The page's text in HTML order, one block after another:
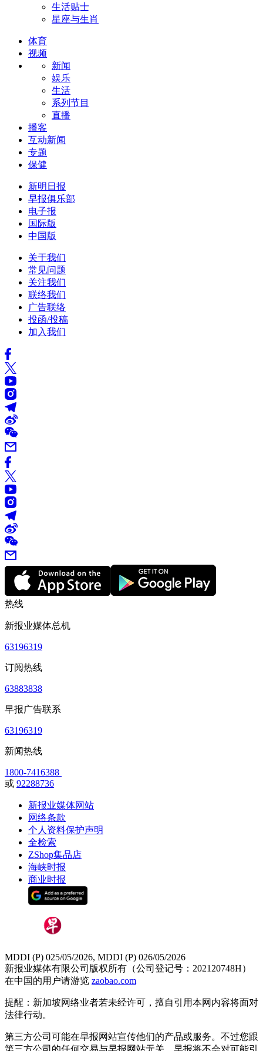
生活贴士
星座与生肖
体育
视频
新闻
娱乐
生活
系列节目
直播
播客
互动新闻
专题
保健
新明日报
早报俱乐部
电子报
国际版
中国版
关于我们
常见问题
关注我们
联络我们
广告联络
投函/投稿
加入我们
热线
新报业媒体总机
63196319
订阅热线
63883838
早报广告联系
63196319
新闻热线
1800-7416388
或 92288736
新报业媒体网站
网络条款
个人资料保护声明
全检索
ZShop集品店
海峡时报
商业时报
MDDI (P) 025/05/2026, MDDI (P) 026/05/2026
新报业媒体有限公司版权所有（公司登记号：202120748H）
在中国的用户请游览 zaobao.com
提醒：新加坡网络业者若未经许可，擅自引用本网内容将面对
法律行动。
第三方公司可能在早报网站宣传他们的产品或服务。不过您跟